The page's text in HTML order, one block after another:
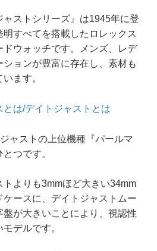
ャストシリーズ』は1945年に登
すべてを搭載したロレックス
ドウォッチです。メンズ、レデ
ションが豊富に存在し、素材も
ます。
は/デイトジャストとは
ャストの上位機種『パールマ
つです。
よりも3mmほど大きい34mm
ースに、デイトジャストムー
が大きいことにより、視認性
デルです。